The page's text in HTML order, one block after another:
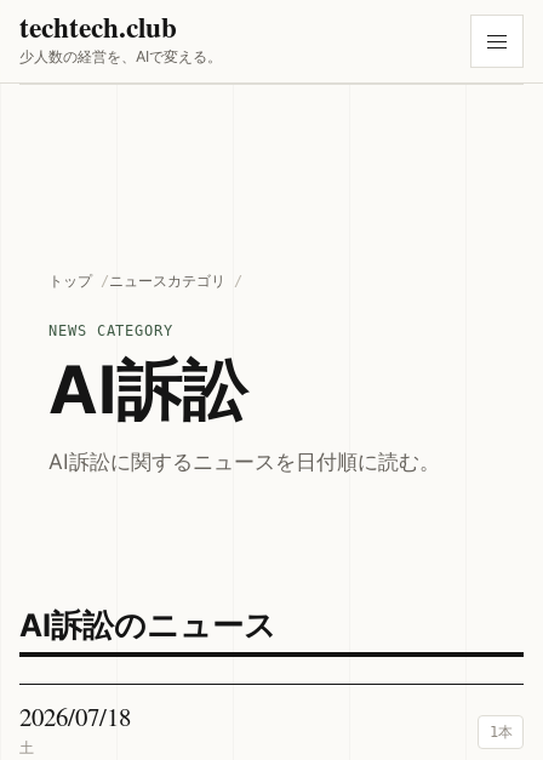
techtech.club
少人数の経営を、AIで変える。
トップ ニュースカテゴリ
NEWS CATEGORY
AI訴訟
AI訴訟に関するニュースを日付順に読む。
AI訴訟のニュース
2026/07/18
土
1本